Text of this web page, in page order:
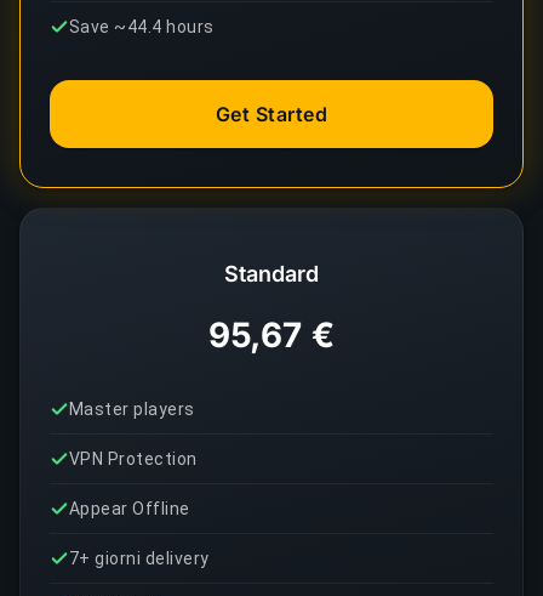
Standard
95,67 €
Master players
VPN Protection
Appear Offline
7+ giorni delivery
Save ~44.4 hours
Get Started